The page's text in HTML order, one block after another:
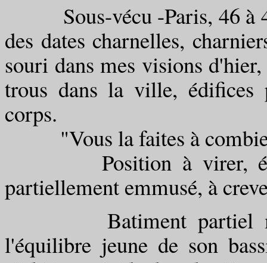
Sous-vécu -Paris, 46 à
des dates charnelles,
souri dans mes visions
trous dans la ville, édifices
corps.
"Vous la faites à
Position à virer, été
partiellement emmusé, à
Batiment partiel
l'équilibre jeune de son